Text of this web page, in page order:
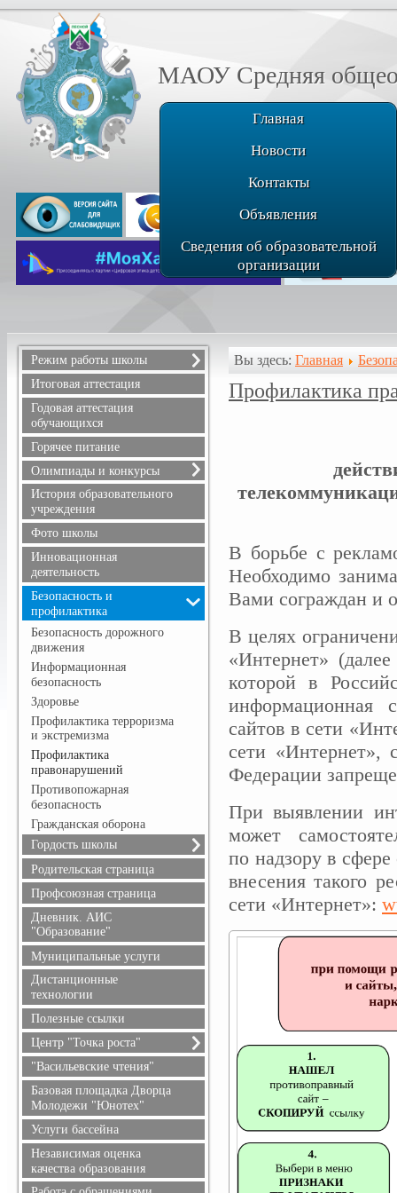
МАОУ Средняя
Главная
Новости
Контакты
Объявления
Сведения об образовательной
организации
Режим работы школы
Расписание звонков
Расписание уроков
Режим питания
Итоговая аттестация
Годовая аттестация
обучающихся
Горячее питание
Олимпиады и конкурсы
Всероссийская олимпиада
школьников
Положения олимпиад и
конкурсов, результаты
История образовательного
учреждения
Фото школы
Инновационная
деятельность
Безопасность и
профилактика
Безопасность дорожного
движения
Информационная
безопасность
Здоровье
Профилактика терроризма
и экстремизма
Профилактика
правонарушений
Противопожарная
безопасность
Гражданская оборона
Гордость школы
Учителя
Ученики
Выпускники
Учителя, имеющие
государственные награды
Родительская страница
Профсоюзная страница
Дневник. АИС
"Образование"
Муниципальные услуги
Дистанционные
технологии
Полезные ссылки
Центр "Точка роста"
О центре "Точка роста"
Документы
Образовательные
программы
Педагоги
Материально-техническая
база
"Васильевские чтения"
Базовая площадка Дворца
Молодежи "Юнотех"
Услуги бассейна
Независимая оценка
качества образования
Вы здесь: Главная
Профилактика
В борьбе с
Необходимо
Вами сограждан и
В целях
«Интернет»
которой в
информационная
сайтов в сети
сети «Интернет»,
Федерации
При выявлении
может
по надзору в
внесения такого
сети «Интернет»: